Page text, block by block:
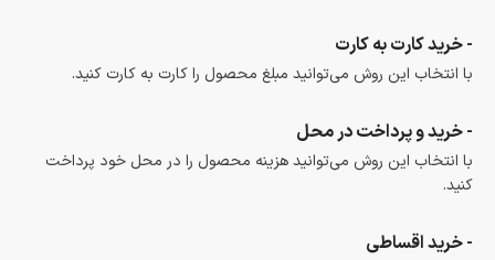
- خرید کارت به کارت
با انتخاب این روش می‌توانید مبلغ محصول را کارت به کارت کنید.
- خرید و پرداخت در محل
با انتخاب این روش می‌توانید هزینه محصول را در محل خود پرداخت
کنید.
- خرید اقساطی